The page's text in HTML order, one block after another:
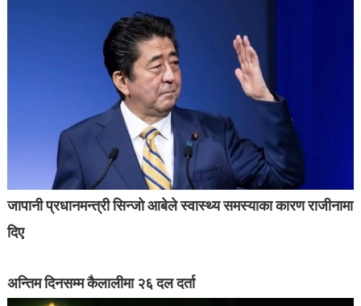
जापानी प्रधानमन्त्री सिन्जो आबेले स्वास्थ्य समस्याका कारण राजीनामा
दिए
अन्तिम दिनसम्म कैलालीमा २६ दल दर्ता